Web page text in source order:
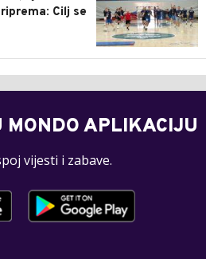
Cilj se
MONDO APLIKACIJU
vijesti i zabave.